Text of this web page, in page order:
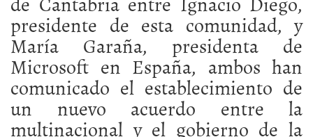
presidente de esta comunidad, y
María Garaña, presidenta de
Microsoft en España, ambos han
comunicado el establecimiento de
un nuevo acuerdo entre la
multinacional y el gobierno de la